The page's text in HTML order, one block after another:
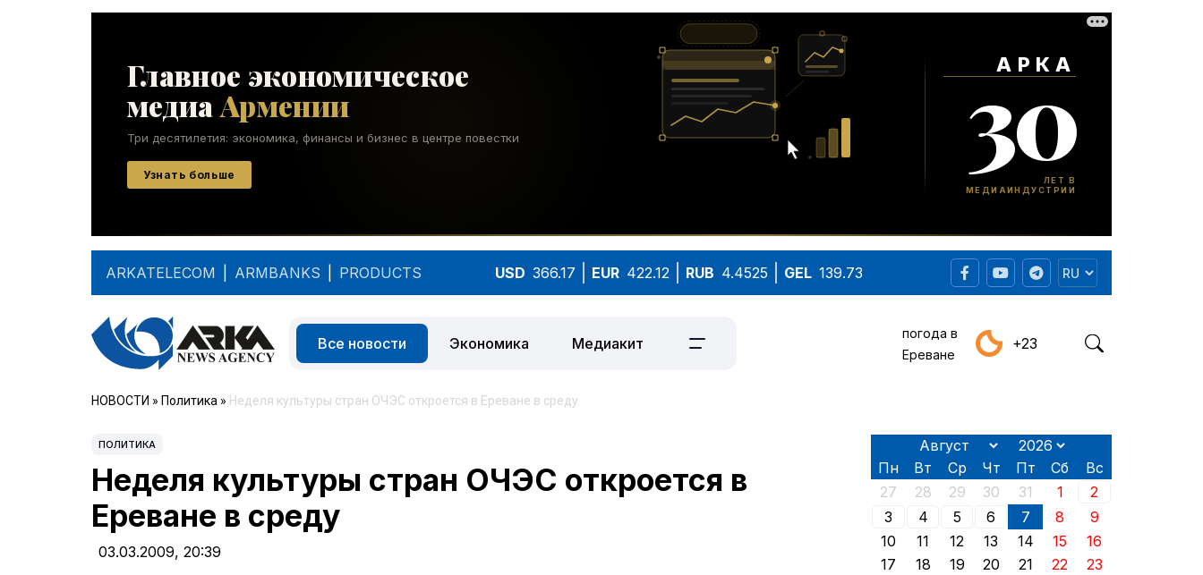
ARKATELECOM ARMBANKS PRODUCTS USD 366.17 EUR 422.12 RUB 4.4525 GEL 139.73
Все новости Экономика Медиакит
погода в
Ереване
+23
НОВОСТИ » Политика » Неделя культуры стран ОЧЭС откроется в Ереване в среду
ПОЛИТИКА
Неделя культуры стран ОЧЭС откроется в
Ереване в среду
03.03.2009, 20:39
Пн Вт Ср Чт Пт Сб
Вс
27
28 29 30 31 1
2
3
4 5 6 7 8
9
10
11 12 13 14 15
16
17
18 19 20 21 22
23